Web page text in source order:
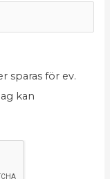
sparas för ev.
kan